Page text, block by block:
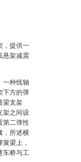
，提供一
悬架减震
一种线轴
下方的弹
梁支架
架之间设
第二弹性
，所述横
梁上，
车桥与工